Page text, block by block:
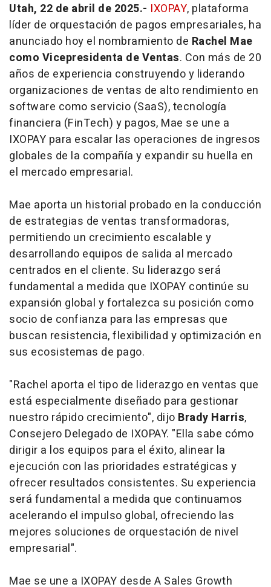
Utah, 22 de abril de 2025.- IXOPAY, plataforma
líder de orquestación de pagos empresariales, ha
anunciado hoy el nombramiento de Rachel Mae
como Vicepresidenta de Ventas. Con más de 20
años de experiencia construyendo y liderando
organizaciones de ventas de alto rendimiento en
software como servicio (SaaS), tecnología
financiera (FinTech) y pagos, Mae se une a
IXOPAY para escalar las operaciones de ingresos
globales de la compañía y expandir su huella en
el mercado empresarial.
Mae aporta un historial probado en la conducción
de estrategias de ventas transformadoras,
permitiendo un crecimiento escalable y
desarrollando equipos de salida al mercado
centrados en el cliente. Su liderazgo será
fundamental a medida que IXOPAY continúe su
expansión global y fortalezca su posición como
socio de confianza para las empresas que
buscan resistencia, flexibilidad y optimización en
sus ecosistemas de pago.
"Rachel aporta el tipo de liderazgo en ventas que
está especialmente diseñado para gestionar
nuestro rápido crecimiento", dijo Brady Harris,
Consejero Delegado de IXOPAY. "Ella sabe cómo
dirigir a los equipos para el éxito, alinear la
ejecución con las prioridades estratégicas y
ofrecer resultados consistentes. Su experiencia
será fundamental a medida que continuamos
acelerando el impulso global, ofreciendo las
mejores soluciones de orquestación de nivel
empresarial".
Mae se une a IXOPAY desde A Sales Growth